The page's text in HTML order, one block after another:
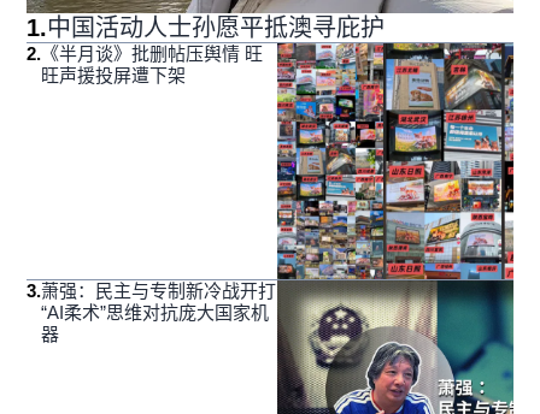
1.中国活动人士孙愿平抵澳寻庇护
2. 《半月谈》批删帖压舆情 旺
旺声援投屏遭下架
3.萧强：民主与专制新冷战开打
“AI柔术”思维对抗庞大国家机
器